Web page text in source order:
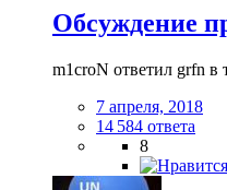
Обсуждение
m1croN ответил grfn в
7 апреля, 2018
14 584 ответа
8